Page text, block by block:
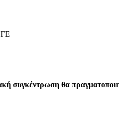
συγκέντρωση θα